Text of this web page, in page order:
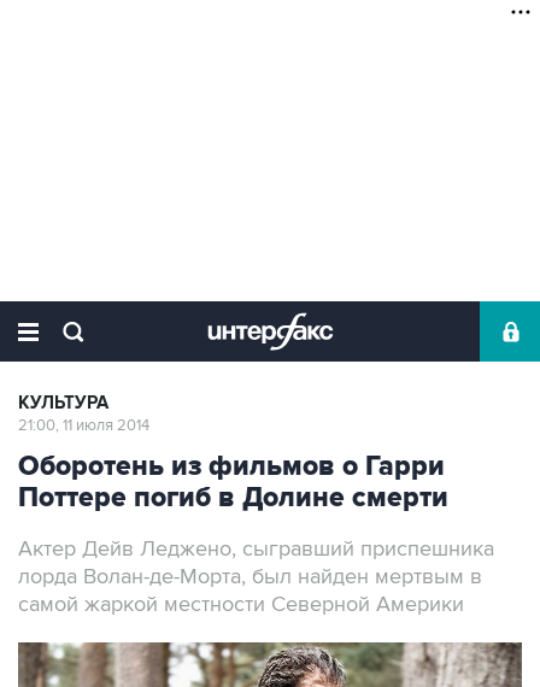
КУЛЬТУРА
21:00, 11 июля 2014
Оборотень из фильмов о Гарри
Поттере погиб в Долине смерти
Актер Дейв Леджено, сыгравший приспешника
лорда Волан-де-Морта, был найден мертвым в
самой жаркой местности Северной Америки